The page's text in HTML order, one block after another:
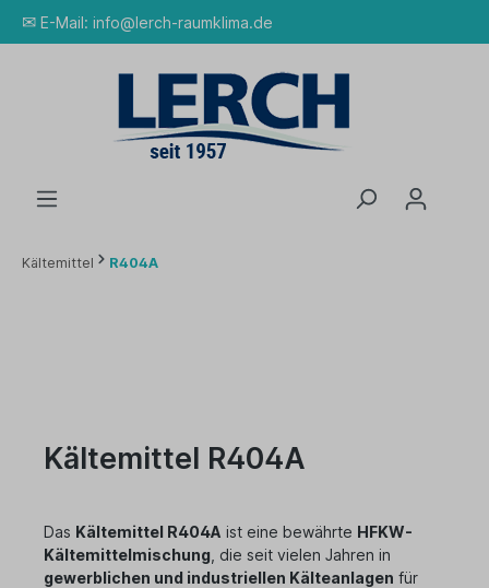
✉ E-Mail: info@lerch-raumklima.de
Kältemittel R404A
Kältemittel R404A
Das Kältemittel R404A ist eine bewährte HFKW-
Kältemittelmischung , die seit vielen Jahren in
gewerblichen und industriellen Kälteanlagen für